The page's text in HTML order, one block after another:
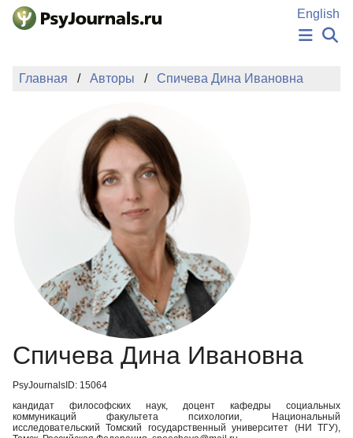
Перейти к основному содержанию
English
НОВОСТИ
ПОДАТЬ РУКОПИСЬ
БАЗА ЗНАНИЙ
КЛЮЧЕВЫЕ СЛОВА
Регистрация
Главная Авторы Спичева Дина Ивановна
Спичева Дина Ивановна
PsyJournalsID: 15064
кандидат философских наук, доцент кафедры социальных
коммуникаций факультета психологии, Национальный
исследовательский Томский государственный университет (НИ ТГУ),